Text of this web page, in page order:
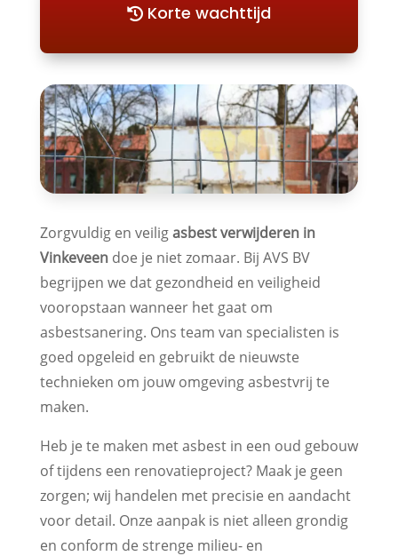
Korte wachttijd
Zorgvuldig en veiligasbest verwijderen in
Vinkeveendoe je niet zomaar. Bij AVS BV
begrijpen we dat gezondheid en veiligheid
vooropstaan wanneer het gaat om
asbestsanering. Ons team van specialisten is
goed opgeleid en gebruikt de nieuwste
technieken om jouw omgeving asbestvrij te
maken.
Heb je te maken met asbest in een oud gebouw
of tijdens een renovatieproject? Maak je geen
zorgen; wij handelen met precisie en aandacht
voor detail. Onze aanpak is niet alleen grondig
en conform de strenge milieu- en